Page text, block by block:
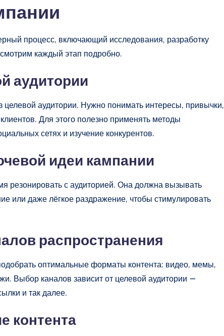
процесс, включающий исследования, разработку
каждый этап подробно.
аудитории
аудитории. Нужно понимать интересы, привычки,
Для этого полезно применять методы
сетях и изучение конкурентов.
идеи кампании
резонировать с аудиторией. Она должна вызывать
или даже лёгкое раздражение, чтобы стимулировать
распространения
оптимальные форматы контента: видео, мемы,
Выбор каналов зависит от целевой аудитории —
и так далее.
контента